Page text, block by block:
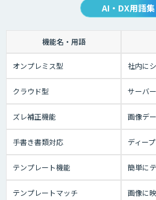
AI・DX用語集
機能名・用語
オンプレミス型 社内に
クラウド型 サーバ
ズレ補正機能 画像デ
手書き書類対応 ディー
テンプレート機能 簡単に
テンプレートマッチ 画像に